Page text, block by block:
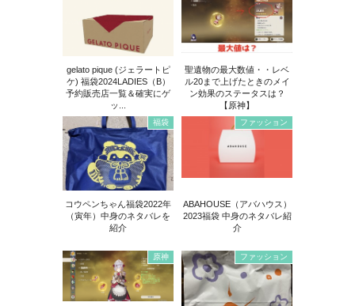
gelato pique (ジェラートピ
ケ) 福袋2024LADIES（B）
予約販売店一覧＆確実にゲ
ッ...
聖遺物の最大数値・・レベ
ル20まで上げたときのメイ
ン効果のステータスは？
【原神】
福袋
コウペンちゃん福袋2022年
（寅年）中身のネタバレを
紹介
ファッション
ABAHOUSE（アバハウス）
2023福袋 中身のネタバレ紹
介
原神 ファッション